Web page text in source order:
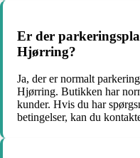
Er der
Hjørring?
Ja, der er normalt
Hjørring. Butikken har
kunder. Hvis du har
betingelser, kan du